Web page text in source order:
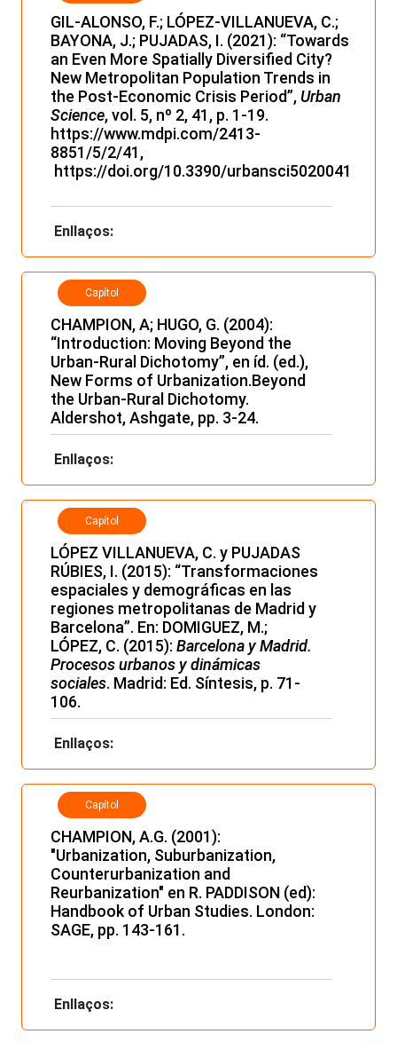
GIL-ALONSO, F.; LÓPEZ-VILLANUEVA, C.;
BAYONA, J.; PUJADAS, I. (2021): “Towards
an Even More Spatially Diversified City?
New Metropolitan Population Trends in
the Post-Economic Crisis Period”, Urban
Science, vol. 5, nº 2, 41, p. 1-19.
https://www.mdpi.com/2413-
8851/5/2/41,
https://doi.org/10.3390/urbansci5020041
Enllaços:
Capítol
CHAMPION, A; HUGO, G. (2004):
“Introduction: Moving Beyond the
Urban-Rural Dichotomy”, en íd. (ed.),
New Forms of Urbanization.Beyond
the Urban-Rural Dichotomy.
Aldershot, Ashgate, pp. 3-24.
Enllaços:
Capítol
LÓPEZ VILLANUEVA, C. y PUJADAS
RÚBIES, I. (2015): “Transformaciones
espaciales y demográficas en las
regiones metropolitanas de Madrid y
Barcelona”. En: DOMIGUEZ, M.;
LÓPEZ, C. (2015): Barcelona y Madrid.
Procesos urbanos y dinámicas
sociales. Madrid: Ed. Síntesis, p. 71-
106.
Enllaços:
Capítol
CHAMPION, A.G. (2001):
"Urbanization, Suburbanization,
Counterurbanization and
Reurbanization" en R. PADDISON (ed):
Handbook of Urban Studies. London:
SAGE, pp. 143-161.
Enllaços: